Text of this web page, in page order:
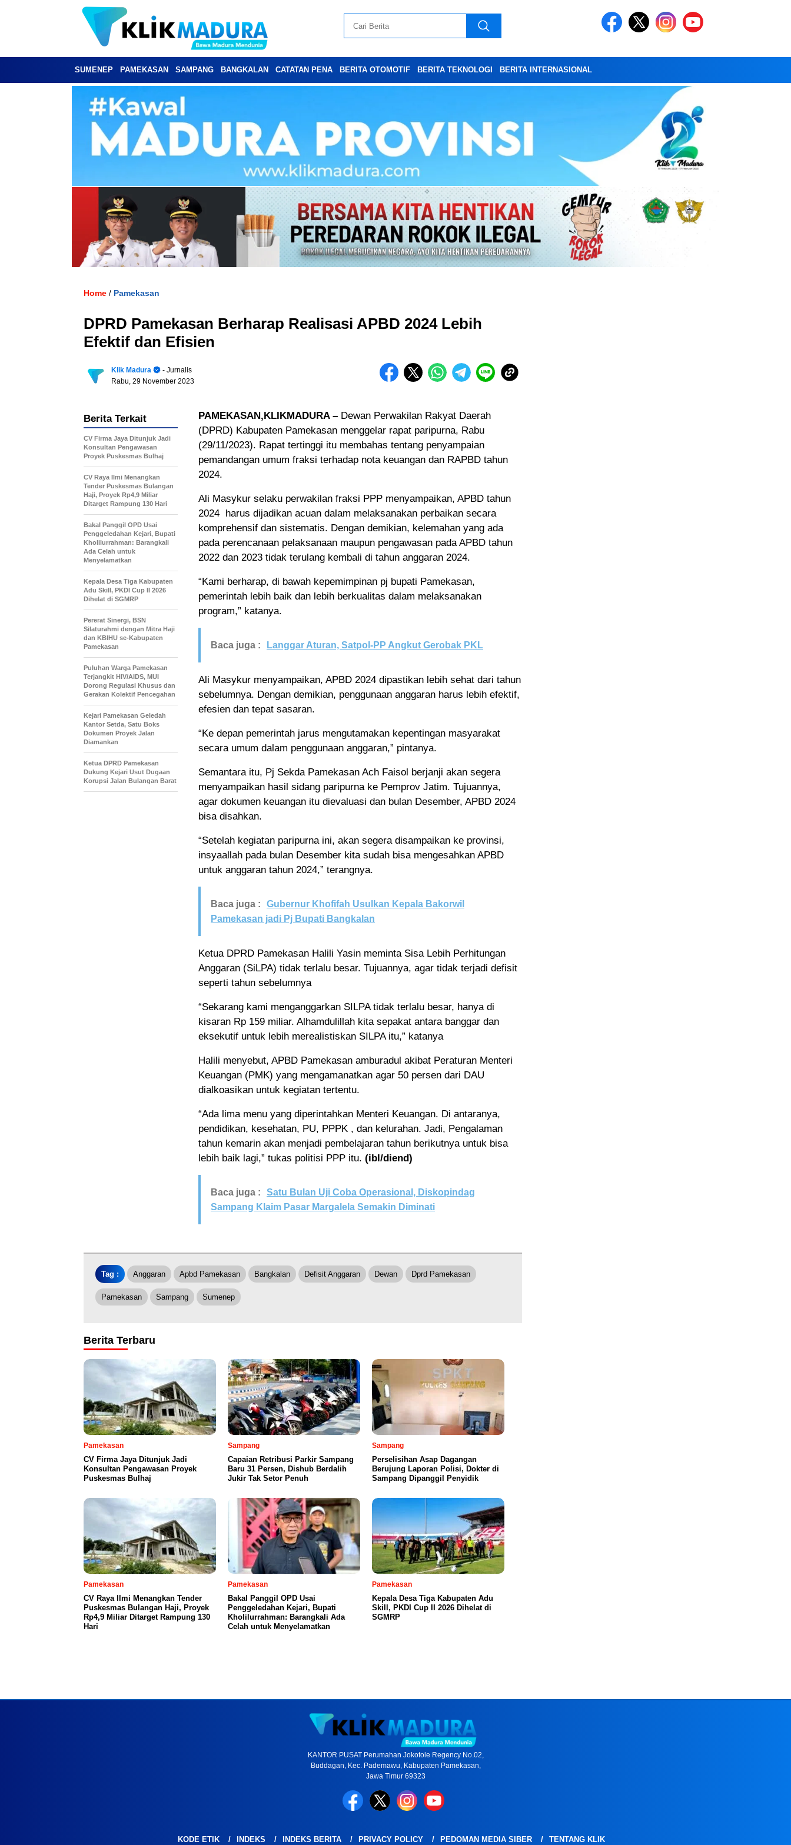
SUMENEP PAMEKASAN SAMPANG BANGKALAN CATATAN PENA BERITA OTOMOTIF BERITA TEKNOLOGI BERITA INTERNASIONAL
Home / Pamekasan
DPRD Pamekasan Berharap Realisasi APBD 2024 Lebih
Efektif dan Efisien
Klik Madura
- Jurnalis
Rabu, 29 November 2023
PAMEKASAN,KLIKMADURA – Dewan Perwakilan Rakyat Daerah
(DPRD) Kabupaten Pamekasan menggelar rapat paripurna, Rabu
(29/11/2023). Rapat tertinggi itu membahas tentang penyampaian
pemandangan umum fraksi terhadap nota keuangan dan RAPBD tahun
2024.
Ali Masykur selaku perwakilan fraksi PPP menyampaikan, APBD tahun
2024 harus dijadikan acuan dalam melaksanakan perbaikan secara
komprehensif dan sistematis. Dengan demikian, kelemahan yang ada
pada perencanaan pelaksanaan maupun pengawasan pada APBD tahun
2022 dan 2023 tidak terulang kembali di tahun anggaran 2024.
“Kami berharap, di bawah kepemimpinan pj bupati Pamekasan,
pemerintah lebih baik dan lebih berkualitas dalam melaksanakan
program,” katanya.
Baca juga : Langgar Aturan, Satpol-PP Angkut Gerobak PKL
Ali Masykur menyampaikan, APBD 2024 dipastikan lebih sehat dari tahun
sebelumnya. Dengan demikian, penggunaan anggaran harus lebih efektif,
efesien dan tepat sasaran.
“Ke depan pemerintah jarus mengutamakan kepentingan masyarakat
secara umum dalam penggunaan anggaran,” pintanya.
Semantara itu, Pj Sekda Pamekasan Ach Faisol berjanji akan segera
menyampaikan hasil sidang paripurna ke Pemprov Jatim. Tujuannya,
agar dokumen keuangan itu dievaluasi dan bulan Desember, APBD 2024
bisa disahkan.
“Setelah kegiatan paripurna ini, akan segera disampaikan ke provinsi,
insyaallah pada bulan Desember kita sudah bisa mengesahkan APBD
untuk anggaran tahun 2024,” terangnya.
Baca juga :
Gubernur Khofifah Usulkan Kepala Bakorwil
Pamekasan jadi Pj Bupati Bangkalan
Ketua DPRD Pamekasan Halili Yasin meminta Sisa Lebih Perhitungan
Anggaran (SiLPA) tidak terlalu besar. Tujuannya, agar tidak terjadi defisit
seperti tahun sebelumnya
“Sekarang kami menganggarkan SILPA tidak terlalu besar, hanya di
kisaran Rp 159 miliar. Alhamdulillah kita sepakat antara banggar dan
eksekutif untuk lebih merealistiskan SILPA itu,” katanya
Halili menyebut, APBD Pamekasan amburadul akibat Peraturan Menteri
Keuangan (PMK) yang mengamanatkan agar 50 persen dari DAU
dialkoasikan untuk kegiatan tertentu.
“Ada lima menu yang diperintahkan Menteri Keuangan. Di antaranya,
pendidikan, kesehatan, PU, PPPK , dan kelurahan. Jadi, Pengalaman
tahun kemarin akan menjadi pembelajaran tahun berikutnya untuk bisa
lebih baik lagi,” tukas politisi PPP itu. (ibl/diend)
Baca juga :
Satu Bulan Uji Coba Operasional, Diskopindag
Sampang Klaim Pasar Margalela Semakin Diminati
Berita Terkait
CV Firma Jaya Ditunjuk Jadi
Konsultan Pengawasan
Proyek Puskesmas Bulhaj
CV Raya Ilmi Menangkan
Tender Puskesmas Bulangan
Haji, Proyek Rp4,9 Miliar
Ditarget Rampung 130 Hari
Bakal Panggil OPD Usai
Penggeledahan Kejari, Bupati
Kholilurrahman: Barangkali
Ada Celah untuk
Menyelamatkan
Kepala Desa Tiga Kabupaten
Adu Skill, PKDI Cup II 2026
Dihelat di SGMRP
Pererat Sinergi, BSN
Silaturahmi dengan Mitra Haji
dan KBIHU se-Kabupaten
Pamekasan
Puluhan Warga Pamekasan
Terjangkit HIV/AIDS, MUI
Dorong Regulasi Khusus dan
Gerakan Kolektif Pencegahan
Kejari Pamekasan Geledah
Kantor Setda, Satu Boks
Dokumen Proyek Jalan
Diamankan
Ketua DPRD Pamekasan
Dukung Kejari Usut Dugaan
Korupsi Jalan Bulangan Barat
Tag : Anggaran Apbd Pamekasan Bangkalan Defisit Anggaran Dewan Dprd Pamekasan
Pamekasan Sampang Sumenep
Berita Terbaru
Pamekasan
CV Firma Jaya Ditunjuk Jadi
Konsultan Pengawasan Proyek
Puskesmas Bulhaj
Sampang
Capaian Retribusi Parkir Sampang
Baru 31 Persen, Dishub Berdalih
Jukir Tak Setor Penuh
Sampang
Perselisihan Asap Dagangan
Berujung Laporan Polisi, Dokter di
Sampang Dipanggil Penyidik
Pamekasan
CV Raya Ilmi Menangkan Tender
Puskesmas Bulangan Haji, Proyek
Rp4,9 Miliar Ditarget Rampung 130
Hari
Pamekasan
Bakal Panggil OPD Usai
Penggeledahan Kejari, Bupati
Kholilurrahman: Barangkali Ada
Celah untuk Menyelamatkan
Pamekasan
Kepala Desa Tiga Kabupaten Adu
Skill, PKDI Cup II 2026 Dihelat di
SGMRP
KANTOR PUSAT Perumahan Jokotole Regency No.02,
Buddagan, Kec. Pademawu, Kabupaten Pamekasan,
Jawa Timur 69323
KODE ETIK INDEKS INDEKS BERITA PRIVACY POLICY PEDOMAN MEDIA SIBER TENTANG KLIK